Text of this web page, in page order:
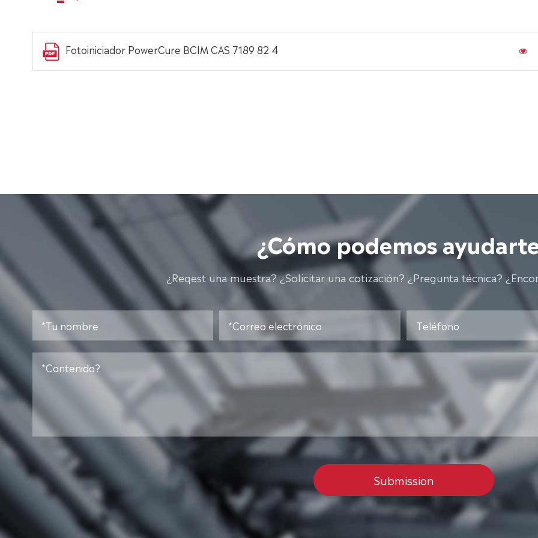
Fotoiniciador PowerCure BCIM CAS 7189 82 4
¿Cómo podemos
¿Reqest una muestra? ¿Solicitar una cotización? ¿Pregunta técnica?
Submission